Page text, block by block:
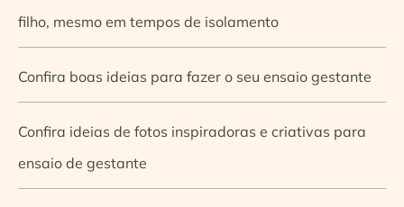
filho, mesmo em tempos de isolamento
Confira boas ideias para fazer o seu ensaio gestante
Confira ideias de fotos inspiradoras e criativas para
ensaio de gestante